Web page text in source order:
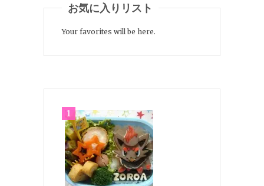
お気に入りリスト
Your favorites will be here.